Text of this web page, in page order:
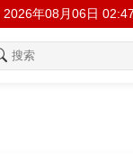
2026年08月06日 02:47